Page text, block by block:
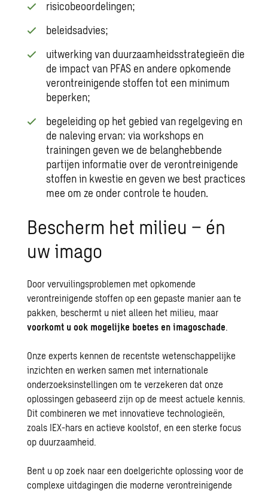
risicobeoordelingen;
beleidsadvies;
uitwerking van duurzaamheidsstrategieën die
de impact van PFAS en andere opkomende
verontreinigende stoffen tot een minimum
beperken;
begeleiding op het gebied van regelgeving en
de naleving ervan: via workshops en
trainingen geven we de belanghebbende
partijen informatie over de verontreinigende
stoffen in kwestie en geven we best practices
mee om ze onder controle te houden.
Bescherm het milieu − én
uw imago
Door vervuilingsproblemen met opkomende
verontreinigende stoffen op een gepaste manier aan te
pakken, beschermt u niet alleen het milieu, maar
voorkomt u ook mogelijke boetes en imagoschade.
Onze experts kennen de recentste wetenschappelijke
inzichten en werken samen met internationale
onderzoeksinstellingen om te verzekeren dat onze
oplossingen gebaseerd zijn op de meest actuele kennis.
Dit combineren we met innovatieve technologieën,
zoals IEX-hars en actieve koolstof, en een sterke focus
opduurzaamheid.
Bent u op zoek naar een doelgerichte oplossing voor de
complexe uitdagingen die moderne verontreinigende